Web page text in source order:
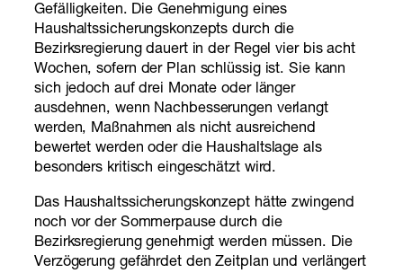
Gefälligkeiten. Die Genehmigung eines
Haushaltssicherungskonzepts durch die
Bezirksregierung dauert in der Regel vier bis acht
Wochen, sofern der Plan schlüssig ist. Sie kann
sich jedoch auf drei Monate oder länger
ausdehnen, wenn Nachbesserungen verlangt
werden, Maßnahmen als nicht ausreichend
bewertet werden oder die Haushaltslage als
besonders kritisch eingeschätzt wird.
Das Haushaltssicherungskonzept hätte zwingend
noch vor der Sommerpause durch die
Bezirksregierung genehmigt werden müssen. Die
Verzögerung gefährdet den Zeitplan und verlängert